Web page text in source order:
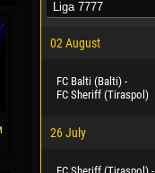
02 August
FC Balti (Balti) -
FC Sheriff (Tiraspol)
26 July